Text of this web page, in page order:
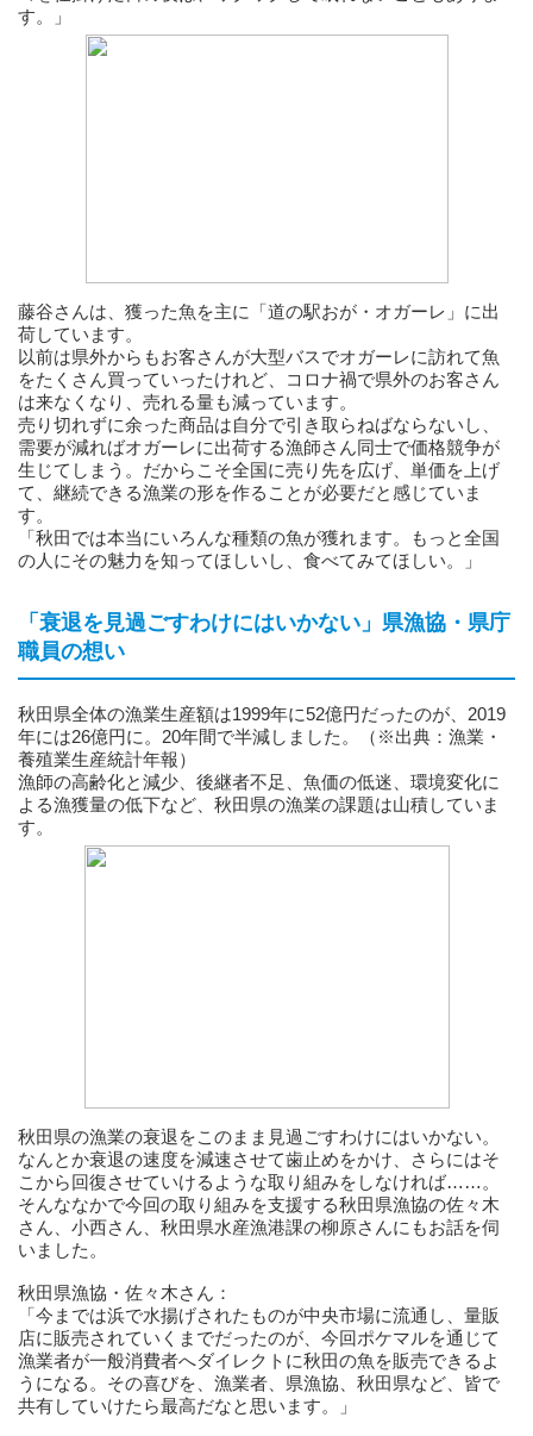
す。」
藤谷さんは、獲った魚を主に「道の駅おが・オガーレ」に出
荷しています。
以前は県外からもお客さんが大型バスでオガーレに訪れて魚
をたくさん買っていったけれど、コロナ禍で県外のお客さん
は来なくなり、売れる量も減っています。
売り切れずに余った商品は自分で引き取らねばならないし、
需要が減ればオガーレに出荷する漁師さん同士で価格競争が
生じてしまう。だからこそ全国に売り先を広げ、単価を上げ
て、継続できる漁業の形を作ることが必要だと感じていま
す。
「秋田では本当にいろんな種類の魚が獲れます。もっと全国
の人にその魅力を知ってほしいし、食べてみてほしい。」
「衰退を見過ごすわけにはいかない」県漁協・県庁
職員の想い
秋田県全体の漁業生産額は1999年に52億円だったのが、2019
年には26億円に。20年間で半減しました。（※出典：漁業・
養殖業生産統計年報）
漁師の高齢化と減少、後継者不足、魚価の低迷、環境変化に
よる漁獲量の低下など、秋田県の漁業の課題は山積していま
す。
秋田県の漁業の衰退をこのまま見過ごすわけにはいかない。
なんとか衰退の速度を減速させて歯止めをかけ、さらにはそ
こから回復させていけるような取り組みをしなければ……。
そんななかで今回の取り組みを支援する秋田県漁協の佐々木
さん、小西さん、秋田県水産漁港課の柳原さんにもお話を伺
いました。
秋田県漁協・佐々木さん：
「今までは浜で水揚げされたものが中央市場に流通し、量販
店に販売されていくまでだったのが、今回ポケマルを通じて
漁業者が一般消費者へダイレクトに秋田の魚を販売できるよ
うになる。その喜びを、漁業者、県漁協、秋田県など、皆で
共有していけたら最高だなと思います。」